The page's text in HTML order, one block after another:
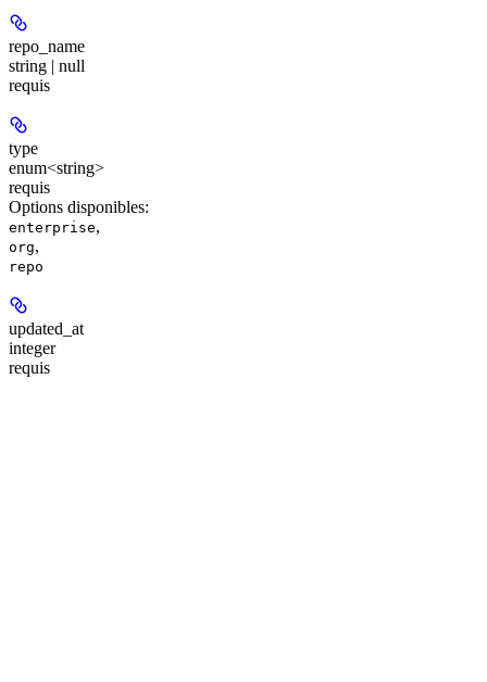
repo_name
string | null
requis
type
enum<string>
requis
Options disponibles:
enterprise,
org,
repo
updated_at
integer
requis